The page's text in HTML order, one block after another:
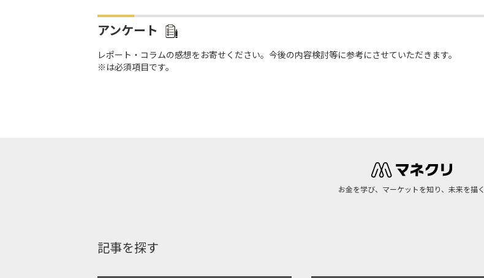
アンケート
レポート・コラムの感想をお寄せください。今後の内容検討等に参考にさせていただきます。
※は必須項目です。
お金を学び、マーケットを知り、未来を描く
記事を探す